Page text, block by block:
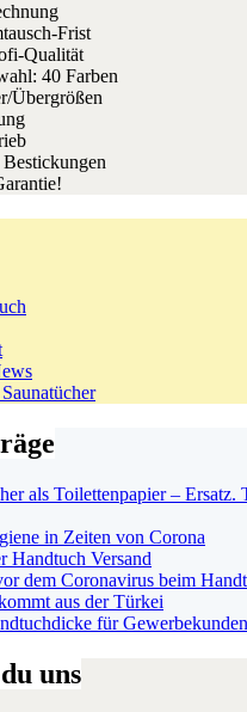
Frist
Qualität
40 Farben
Übergrößen
als Toilettenpapier – Ersatz.
in Zeiten von Corona
Handtuch Versand
dem Coronavirus beim
aus der Türkei
für Gewerbekunden
uns